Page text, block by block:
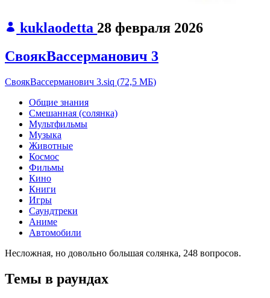
kuklaodetta 28 февраля 2026
СвоякВассерманович 3
СвоякВассерманович 3.siq (72,5 МБ)
Общие знания
Смешанная (солянка)
Мультфильмы
Музыка
Животные
Космос
Фильмы
Кино
Книги
Игры
Саундтреки
Аниме
Автомобили
Несложная, но довольно большая солянка, 248 вопросов.
Темы в раундах